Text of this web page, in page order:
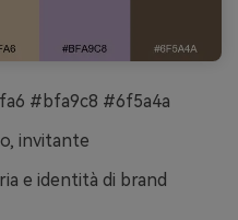
#bfa9c8 #6f5a4a
invitante
e identità di brand